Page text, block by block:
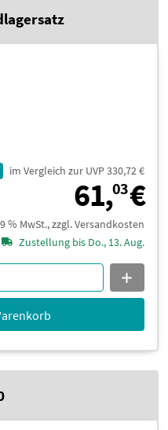
im Vergleich zur UVP 330,72 €
61,03€
% MwSt., zzgl. Versandkosten
Zustellung bis Do., 13. Aug.